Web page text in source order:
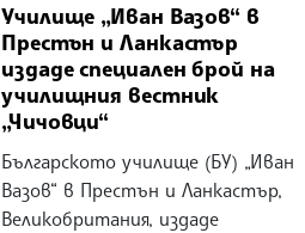
Училище „Иван Вазов“ в
Престън и Ланкастър
издаде специален брой на
училищния вестник
„Чичовци“
Българското училище (БУ) „Иван
Вазов“ в Престън и Ланкастър,
Великобритания, издаде